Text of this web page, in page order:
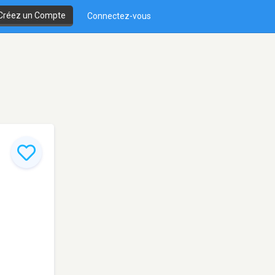
un Compte Connectez-vous